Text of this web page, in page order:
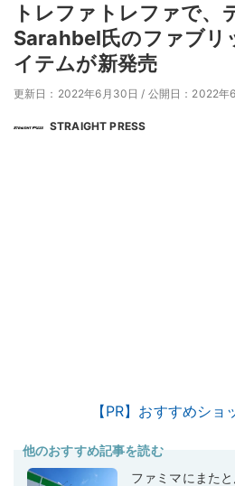
トレファトレファで、
Sarahbel氏のファブリ
イテムが新発売
更新日：2022年6月30日 / 公開日：2022年
STRAIGHT PRESS
【PR】おすすめショ
他のおすすめ記事を読む
ファミマにまた